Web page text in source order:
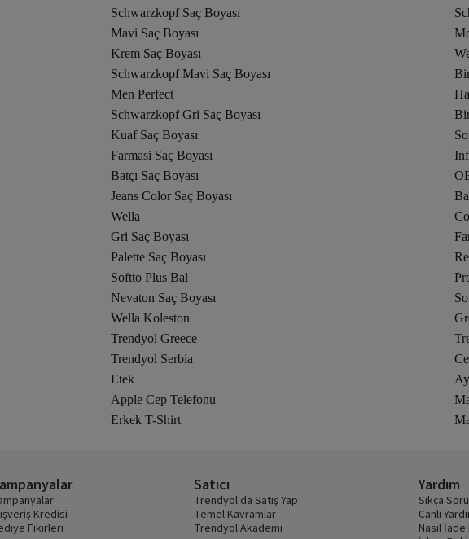
Schwarzkopf Saç Boyası
Mavi Saç Boyası
Krem Saç Boyası
Schwarzkopf Mavi Saç Boyası
Men Perfect
Schwarzkopf Gri Saç Boyası
Kuaf Saç Boyası
Farmasi Saç Boyası
Batçı Saç Boyası
Jeans Color Saç Boyası
Wella
Gri Saç Boyası
Palette Saç Boyası
Softto Plus Bal
Nevaton Saç Boyası
Wella Koleston
Trendyol Greece
Trendyol Serbia
Etek
Apple Cep Telefonu
Erkek T-Shirt
Kredisi
Fikirleri
Satıcı
Trendyol'da Satış Yap
Temel Kavramlar
Trendyol Akademi
Yardım
Sıkça
Canlı
Nasıl